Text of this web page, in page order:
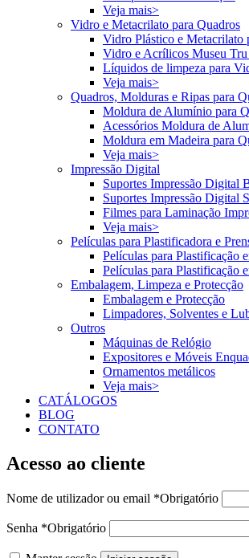
Veja mais>
Vidro e Metacrilato para Quadros
Vidro Plástico e Metacrilato
Vidro e Acrílicos Museu
Líquidos de limpeza para
Veja mais>
Quadros, Molduras e Ripas para
Moldura de Alumínio para
Acessórios Moldura de
Moldura em Madeira para
Veja mais>
Impressão Digital
Suportes Impressão Digital
Suportes Impressão Digital
Filmes para Laminação
Veja mais>
Películas para Plastificadora e
Películas para Plastificação
Películas para Plastificação
Embalagem, Limpeza e Protecção
Embalagem e Protecção
Limpadores, Solventes e
Outros
Máquinas de Relógio
Expositores e Móveis
Ornamentos metálicos
Veja mais>
CATÁLOGOS
BLOG
CONTATO
Acesso ao cliente
Nome de utilizador ou email *Obrigatório
Senha *Obrigatório